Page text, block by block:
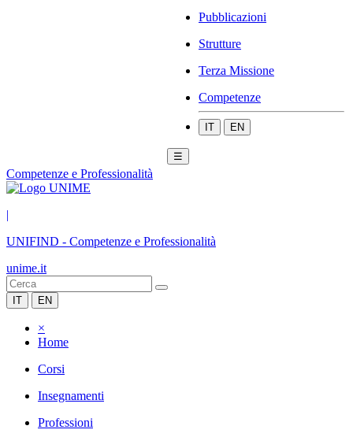
Pubblicazioni
Strutture
Terza Missione
Competenze
IT EN
☰
Competenze e Professionalità
|
UNIFIND - Competenze e Professionalità
unime.it
IT EN
×
Home
Corsi
Insegnamenti
Professioni